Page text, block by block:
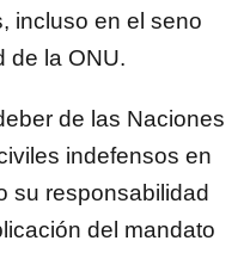
incluso en el seno
de la ONU.
de las Naciones
indefensos en
su responsabilidad
del mandato